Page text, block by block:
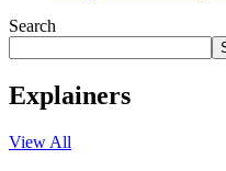
Search
Explainers
View All